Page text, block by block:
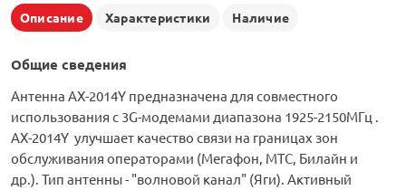
Описание Характеристики Наличие
Общие сведения
Антенна AX-2014Y предназначена для совместного
использования с 3G-модемами диапазона 1925-2150МГц .
АX-2014Y улучшает качество связи на границах зон
обслуживания операторами (Мегафон, МТС, Билайн и
др.). Тип антенны - "волновой канал" (Яги). Активный